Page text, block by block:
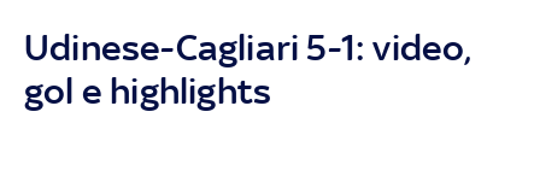
Udinese-Cagliari 5-1: video,
gol e highlights